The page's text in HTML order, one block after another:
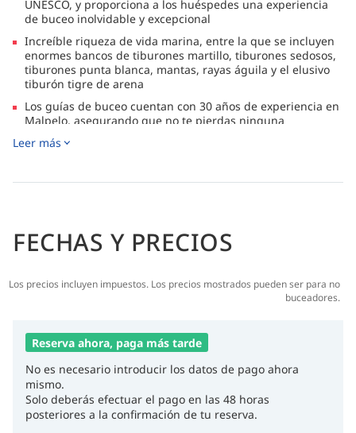
UNESCO, y proporciona a los huéspedes una experiencia
de buceo inolvidable y excepcional
Increíble riqueza de vida marina, entre la que se incluyen
enormes bancos de tiburones martillo, tiburones sedosos,
tiburones punta blanca, mantas, rayas águila y el elusivo
tiburón tigre de arena
Los guías de buceo cuentan con 30 años de experiencia en
Malpelo, asegurando que no te pierdas ninguna
diversidad y pelágicos
que se congregan miles de tiburones y orcas
los huéspedes certificados obtienen Nitrox gratis durante
su estancia en el Ferox
Leer más
FECHAS Y PRECIOS
Los precios incluyen impuestos. Los precios mostrados pueden ser para no
buceadores.
Reserva ahora, paga más tarde
No es necesario introducir los datos de pago ahora
mismo.
Solo deberás efectuar el pago en las 48 horas
posteriores a la confirmación de tu reserva.